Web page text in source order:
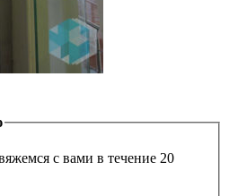
с вами в течение 20